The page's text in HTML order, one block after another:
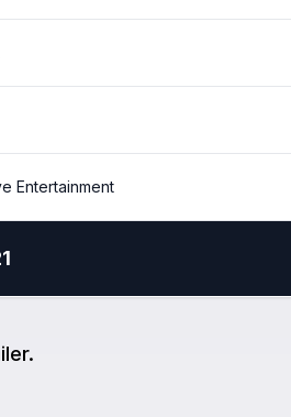
Entertainment